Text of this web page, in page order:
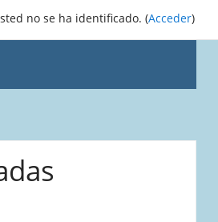
no se ha identificado. (Acceder)